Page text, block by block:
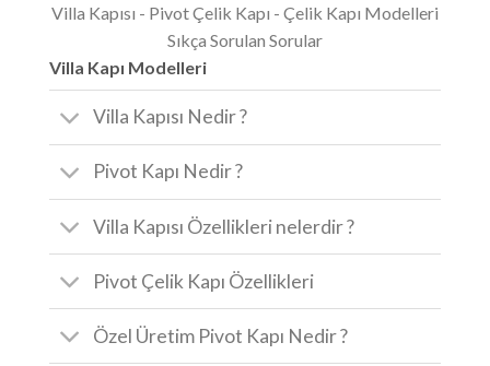
Villa Kapısı - Pivot Çelik Kapı - Çelik Kapı Modelleri
Sıkça Sorulan Sorular
Villa Kapı Modelleri
Villa Kapısı Nedir ?
Pivot Kapı Nedir ?
Villa Kapısı Özellikleri nelerdir ?
Pivot Çelik Kapı Özellikleri
Özel Üretim Pivot Kapı Nedir ?